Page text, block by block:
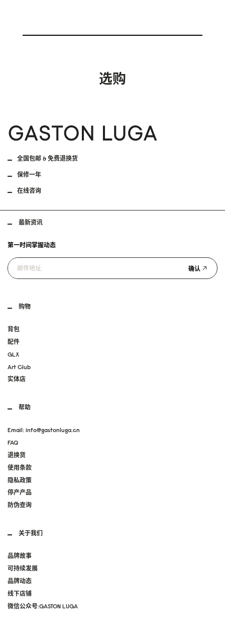
选购
全国包邮 & 免费退换货
保修一年
在线咨询
购物
背包
配件
GLX
Art Club
实体店
帮助
Email: info@gastonluga.cn
FAQ
退换货
使用条款
隐私政策
停产产品
防伪查询
关于我们
品牌故事
可持续发展
品牌动态
线下店铺
微信公众号:GASTON LUGA
最新资讯
第一时间掌握动态
确认